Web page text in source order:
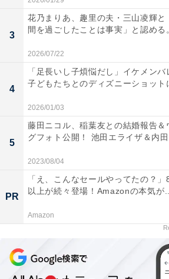
3
花乃まりあ、趣里の夫・三山凌輝と
間を過ごしたことは事実」と認める
2026/07/22
4
「足長いし子煩悩だし」イケメンバ
子どもたちとのディズニーショット
2026/01/03
5
藤田ニコル、稲葉友との結婚報告＆
グフォト公開！ 池田エライザ＆内
2023/08/04
PR
「え、こんなセールやってたの？
以上が続々登場！Amazonの本気が
Amazon